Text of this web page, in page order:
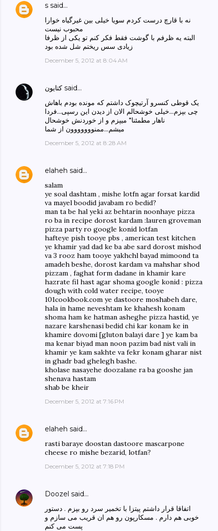
s said…
نه با قارچ درست کردم سویا خیلی بین غیرگیاه خوارا
محبوب نیست
البته یه ظرفم با گوشت فقط فکر کنم تو یکی از ظرفا
زیادی سس ریختم شل شده بود
December 5, 2012 at 8:04 AM
كتايون said…
یک قوطی کنسرو آرتیچوک داشتم که مونده بودم باهاش
چی بپزم...خیلی خوشحالم الان از دیدن این رسپی...فردا
ناهار مطمئنا" میپزم و از خوردنش خوشحال
میشم...ممنووووووون از شما
December 5, 2012 at 8:28 AM
elaheh said…
salam
ye soal dashtam , mishe lotfn agar forsat kardid
va mayel boodid javabam ro bedid?
man ta be hal yeki az behtarin noonhaye pizza
ro ba in recipe dorost kardam :lauren groveman
pizza party ro google konid lotfan
hafteye pish tooye pbs , american test kitchen
ye khamir yad dad ke ba abe sard dorost mishod
va 3 rooz ham tooye yakhchl bayad mimoond ta
amadeh beshe, dorost kardam va mahshar shod
pizzam , faghat form dadane in khamir kare
hazrate fil hast agar shoma google konid : pizza
dough with cold water recipe, tooye
101cookbook.com ye dastoore moshabeh dare,
hala in hame neveshtam ke khahesh konam
shoma ham ke hatman asheghe pizza hastid, ye
nazare karshenasi bedid chi kar konam ke in
khamire dovomi [gluton balayi dare ] ye kam ba
ma kenar biyad man noon pazim bad nist vali in
khamir ye kam sakhte va fekr konam gharar nist
in ghadr bad ghelegh bashe.
kholase nasayehe doozalane ra ba gooshe jan
shenava hastam
shab be kheir
December 5, 2012 at 7:16 PM
elaheh said…
rasti baraye doostan dastoore mascarpone
cheese ro mishe bezarid, lotfan?
December 5, 2012 at 7:18 PM
Doozel said…
اتفاقا قرار داشتم پیتزا با تخمیر سرد رو بپزم . دستور
خوبی هم دارم . مسکارپون رو هم ان قریب می سازم و
پست می کنم